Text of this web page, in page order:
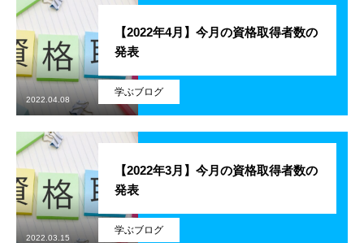
応募する Entry
新卒採用エントリー
第二新卒採用エントリー
キャリア採用エントリー
リファラル採用エントリー
アルムナイ採用エントリー
学ぶブログ
【2022年4月】今月の資格取得者数の
発表
2022.04.08
学ぶブログ
【2022年3月】今月の資格取得者数の
発表
2022.03.15